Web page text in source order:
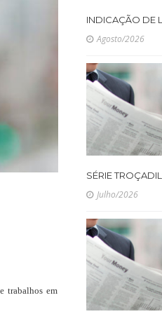
trabalhos em
INDICAÇÃO DE
Agosto/2026
SÉRIE
Julho/2026